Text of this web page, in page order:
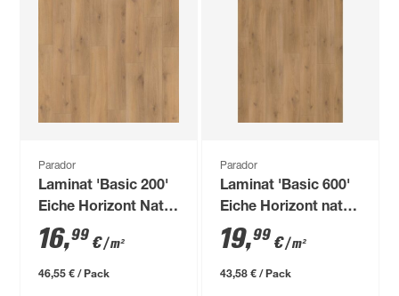
Parador
Laminat 'Basic 200'
Eiche Horizont Natur
braun 7 mm
16,99 €/ m²
46,55 € / Pack
Parador
Laminat 'Basic 600'
Eiche Horizont natur
seidenmatt 8 mm
19,99 €/ m²
43,58 € / Pack